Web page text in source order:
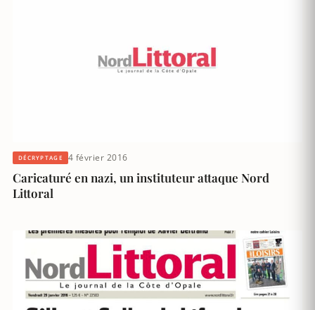
DÉCRYPTAGE 4 février 2016
Caricaturé en nazi, un instituteur attaque Nord
Littoral